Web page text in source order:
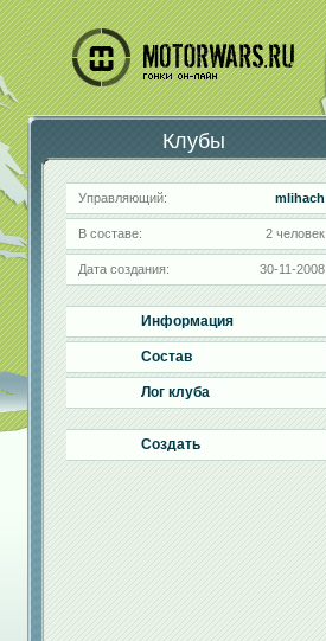
Клубы
Управляющий: mlihach
В составе: 2 человек
Дата создания: 30-11-2008
Информация
Состав
Лог клуба
Создать